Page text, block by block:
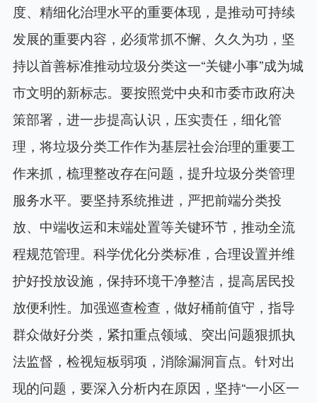
度、精细化治理水平的重要体现，是推动可持续
发展的重要内容，必须常抓不懈、久久为功，坚
持以首善标准推动垃圾分类这一“关键小事”成为城
市文明的新标志。要按照党中央和市委市政府决
策部署，进一步提高认识，压实责任，细化管
理，将垃圾分类工作作为基层社会治理的重要工
作来抓，梳理整改存在问题，提升垃圾分类管理
服务水平。要坚持系统推进，严把前端分类投
放、中端收运和末端处置等关键环节，推动全流
程规范管理。科学优化分类标准，合理设置并维
护好投放设施，保持环境干净整洁，提高居民投
放便利性。加强巡查检查，做好桶前值守，指导
群众做好分类，紧扣重点领域、突出问题狠抓执
法监督，检视短板弱项，消除漏洞盲点。针对出
现的问题，要深入分析内在原因，坚持“一小区一